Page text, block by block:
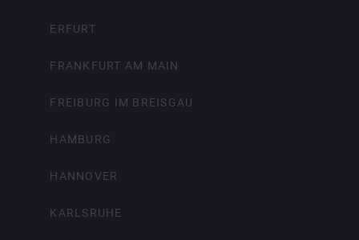
ERFURT
FRANKFURT AM MAIN
FREIBURG IM BREISGAU
HAMBURG
HANNOVER
KARLSRUHE